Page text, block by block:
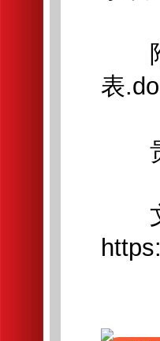
附
表
贵
文